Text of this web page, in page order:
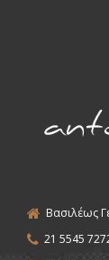
Βασιλέως
21 5545